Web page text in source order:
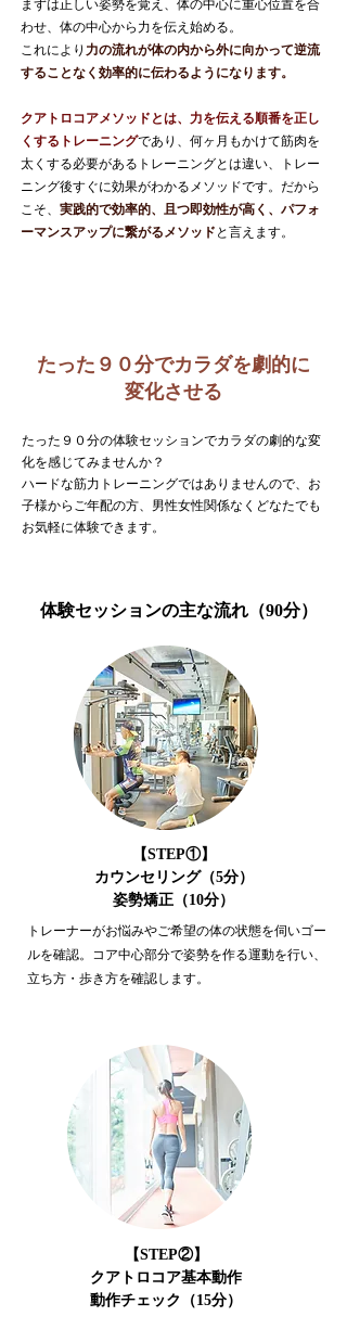
わせ、体の中心から力を伝え始める。
これにより 力の流れが体の内から外に向かって逆流
することなく効率的に伝わるようになります。
クアトロコアメソッドとは、力を伝える順番を正し
くするトレーニングであり、何ヶ月もかけて筋肉を
太くする必要があるトレーニングとは違い、トレー
ニング後すぐに効果がわかるメソッドです。だから
こそ、 実践的で効率的、且つ即効性が高く、パフォ
ーマンスアップに繋がるメソッドと言えます。
たった９０分でカラダを劇的に
変化させる
たった９０分の体験セッションでカラダの劇的な変
化を感じてみませんか？
ハードな筋力トレーニングではありませんので、お
子様からご年配の方、男性女性関係なくどなたでも
お気軽に体験できます。
体験セッションの主な流れ（90分）
【STEP①】
カウンセリング（5分）
姿勢矯正（10分）
トレーナーがお悩みやご希望の体の状態を伺いゴー
ルを確認。 コア中心部分で姿勢を作る運動を行い、
立ち方・歩き方を確認します。
【STEP②】
クアトロコア基本動作
動作チェック（15分）